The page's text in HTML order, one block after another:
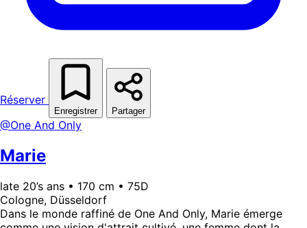
Réserver
Enregistrer Partager
@One And Only
Marie
late 20’s ans • 170 cm • 75D
Cologne, Düsseldorf
Dans le monde raffiné de One And Only, Marie émerge